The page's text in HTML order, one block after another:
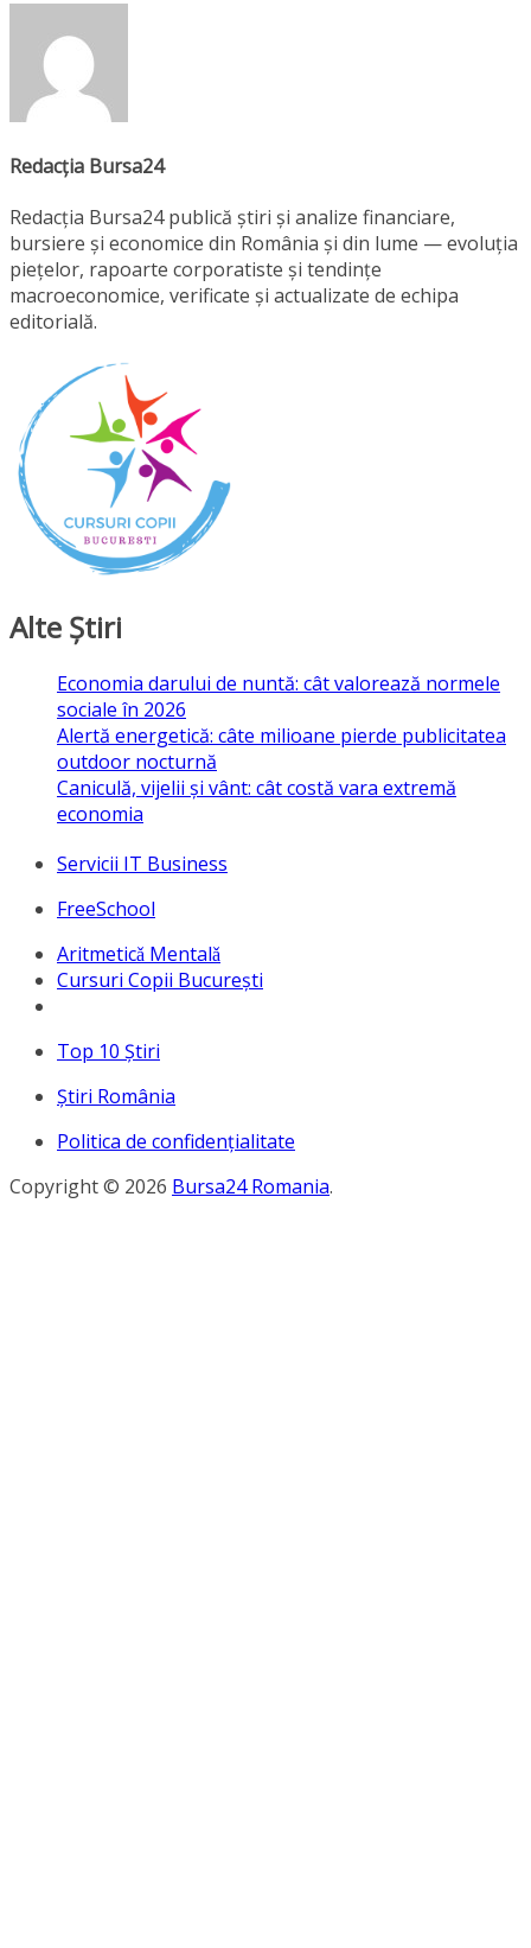
Redacția Bursa24
Redacția Bursa24 publică știri și analize financiare,
bursiere și economice din România și din lume — evoluția
piețelor, rapoarte corporatiste și tendințe
macroeconomice, verificate și actualizate de echipa
editorială.
Alte Ştiri
Economia darului de nuntă: cât valorează normele
sociale în 2026
Alertă energetică: câte milioane pierde publicitatea
outdoor nocturnă
Caniculă, vijelii și vânt: cât costă vara extremă
economia
Servicii IT Business
FreeSchool
Aritmeticǎ Mentalǎ
Cursuri Copii București
Top 10 Ştiri
Ştiri România
Politica de confidențialitate
Copyright © 2026 Bursa24 Romania.